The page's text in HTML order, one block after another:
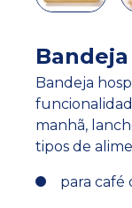
Bandeja
manhã,
tipos de
para café